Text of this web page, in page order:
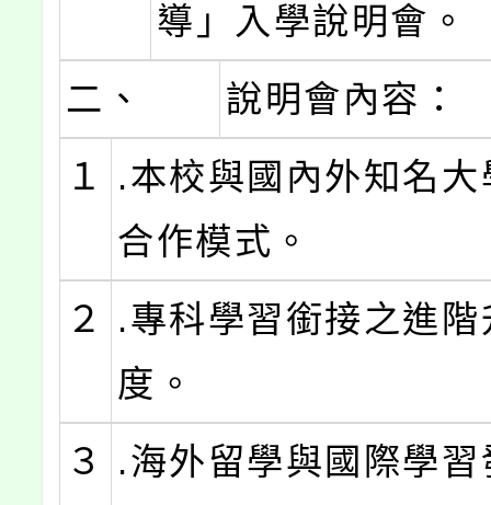
導」入學說明會。
二、
說明會內容：
１
.本校與國內外知名
合作模式。
２
.專科學習銜接之進階
度。
３
.海外留學與國際學習